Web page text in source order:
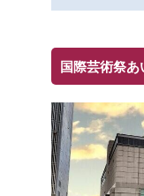
国際芸術祭